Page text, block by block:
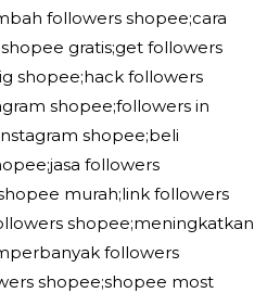
followers shopee;cara
gratis;get followers
shopee;hack followers
shopee;followers in
shopee;beli
followers
murah;link followers
shopee;meningkatkan
followers
shopee;shopee most